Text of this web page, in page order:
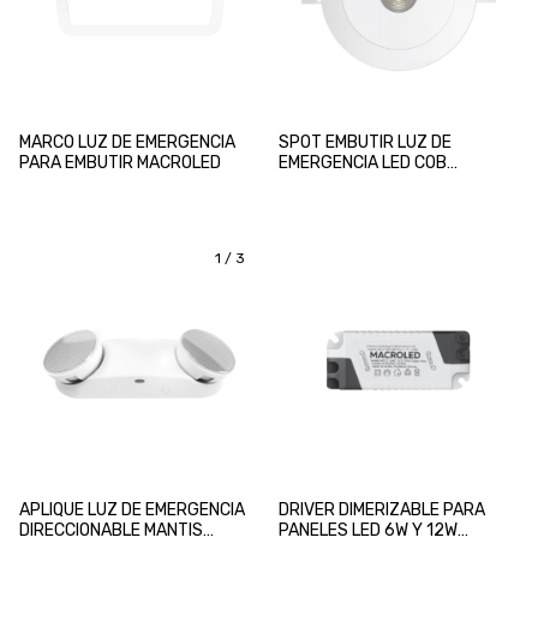
MARCO LUZ DE EMERGENCIA
PARA EMBUTIR MACROLED
SPOT EMBUTIR LUZ DE
EMERGENCIA LED COB
1 / 3
APLIQUE LUZ DE EMERGENCIA
DIRECCIONABLE MANTIS
DRIVER DIMERIZABLE PARA
PANELES LED 6W Y 12W